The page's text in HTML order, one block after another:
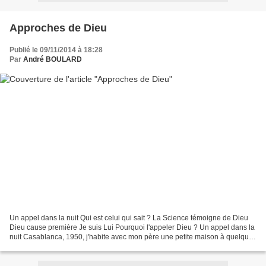
Approches de Dieu
Publié le 09/11/2014 à 18:28
Par André BOULARD
Un appel dans la nuit Qui est celui qui sait ? La Science témoigne de Dieu
Dieu cause première Je suis Lui Pourquoi l'appeler Dieu ? Un appel dans la
nuit Casablanca, 1950, j'habite avec mon père une petite maison à quelques